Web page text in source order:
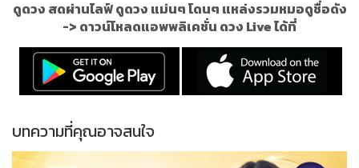
ดูดวง สดผ่านไลฟ์ ดูดวง แม่นๆ โดนๆ แหล่งรวมหมอดูชื่อดัง
-> ดาวน์โหลดแอพพลิเคชั่น ดวง Live ได้ที่
บทความที่คุณอาจสนใจ